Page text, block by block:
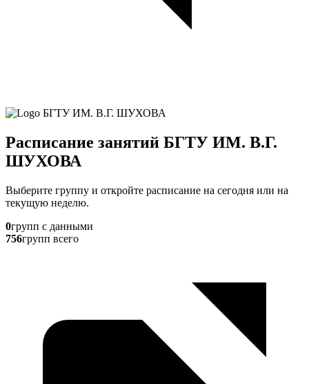
Расписание занятий БГТУ ИМ. В.Г.
ШУХОВА
Выберите группу и откройте расписание на сегодня или на
текущую неделю.
0групп с данными
756групп всего